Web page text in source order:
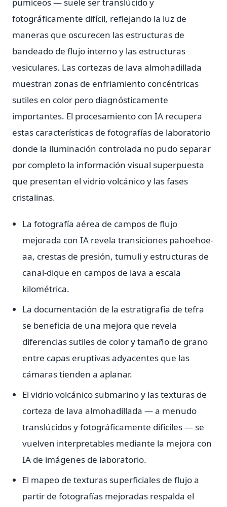
fotográficamente difícil, reflejando la luz de
maneras que oscurecen las estructuras de
bandeado de flujo interno y las estructuras
vesiculares. Las cortezas de lava almohadillada
muestran zonas de enfriamiento concéntricas
sutiles en color pero diagnósticamente
importantes. El procesamiento con IA recupera
estas características de fotografías de laboratorio
donde la iluminación controlada no pudo separar
por completo la información visual superpuesta
que presentan el vidrio volcánico y las fases
cristalinas.
La fotografía aérea de campos de flujo
mejorada con IA revela transiciones pahoehoe-
aa, crestas de presión, tumuli y estructuras de
canal-dique en campos de lava a escala
kilométrica.
La documentación de la estratigrafía de tefra
se beneficia de una mejora que revela
diferencias sutiles de color y tamaño de grano
entre capas eruptivas adyacentes que las
cámaras tienden a aplanar.
El vidrio volcánico submarino y las texturas de
corteza de lava almohadillada — a menudo
translúcidos y fotográficamente difíciles — se
vuelven interpretables mediante la mejora con
IA de imágenes de laboratorio.
El mapeo de texturas superficiales de flujo a
partir de fotografías mejoradas respalda el